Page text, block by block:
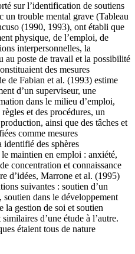
sur l’identification de soutiens
un trouble mental grave (Tableau
(1990, 1993), ont établi que
physique, de l’emploi, de
interpersonnelles, la
au poste de travail et la possibilité
des mesures
de Fabian et al. (1993) estime
d’un superviseur, une
dans le milieu d’emploi,
et des procédures, un
ainsi que des tâches et
comme mesures
identifié des sphères
maintien en emploi : anxiété,
concentration et connaissance
d’idées, Marrone et al. (1995)
suivantes : soutien d’un
dans le développement
la gestion de soi et soutien
d’une étude à l’autre.
étaient tous de nature